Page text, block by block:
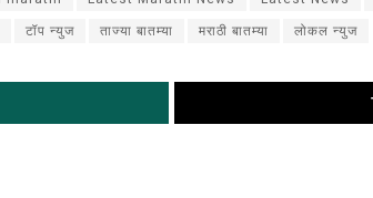
टॉप न्युज ताज्या बातम्या मराठी बातम्या लोकल न्युज